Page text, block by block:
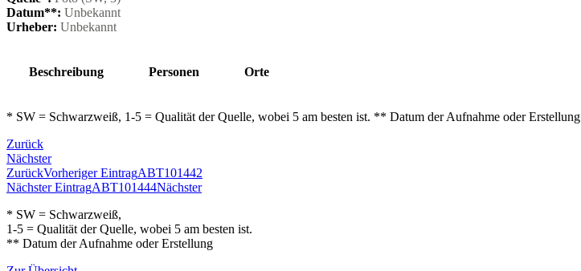
Datum**: Unbekannt
Urheber: Unbekannt
Beschreibung Personen Orte
* SW = Schwarzweiß, 1-5 = Qualität der Quelle, wobei 5 am besten ist. ** Datum der Aufnahme oder Erstellung
Zurück
Nächster
ZurückVorheriger EintragABT101442
Nächster EintragABT101444Nächster
* SW = Schwarzweiß,
1-5 = Qualität der Quelle, wobei 5 am besten ist.
** Datum der Aufnahme oder Erstellung